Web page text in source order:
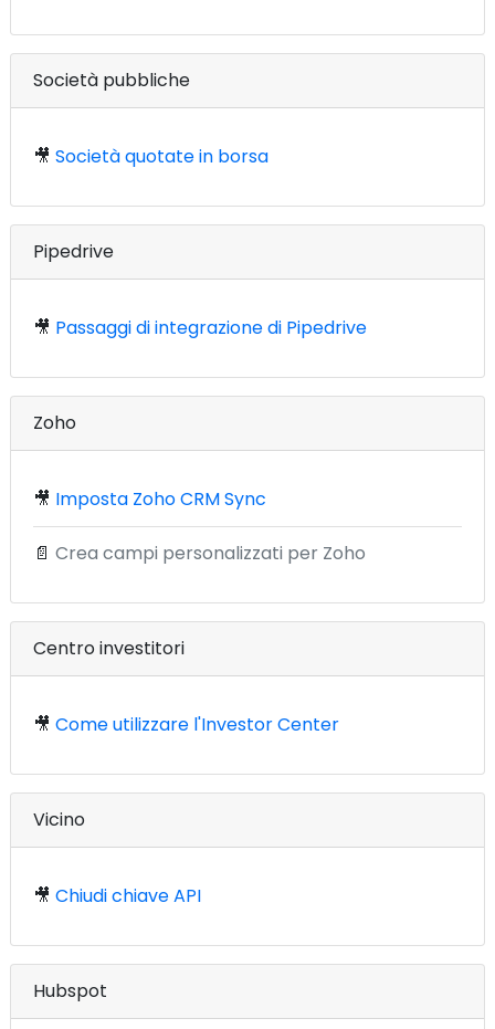
Società pubbliche
🎥 Società quotate in borsa
Pipedrive
🎥 Passaggi di integrazione di Pipedrive
Zoho
🎥 Imposta Zoho CRM Sync
📄 Crea campi personalizzati per Zoho
Centro investitori
🎥 Come utilizzare l'Investor Center
Vicino
🎥 Chiudi chiave API
Hubspot